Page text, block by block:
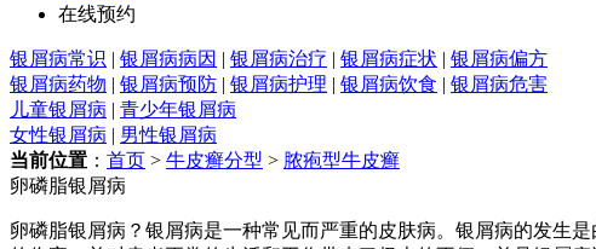
在线预约
银屑病常识 | 银屑病病因 | 银屑病治疗 | 银屑病症状 | 银屑病偏方
银屑病药物 | 银屑病预防 | 银屑病护理 | 银屑病饮食 | 银屑病危害
儿童银屑病 | 青少年银屑病
女性银屑病 | 男性银屑病
当前位置 ： 首页 > 牛皮癣分型 > 脓疱型牛皮癣
卵磷脂银屑病
卵磷脂银屑病？银屑病是一种常见而严重的皮肤病。银屑病的发生